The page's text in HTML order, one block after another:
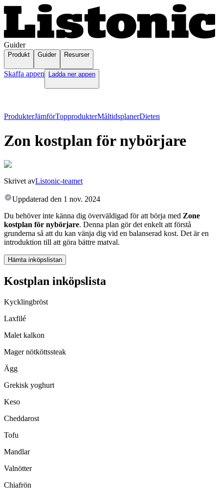
Guider
Produkt Guider Resurser
Skaffa appen Ladda ner appen
ProdukterJämförTopprodukterMåltidsplanerDieten
Zon kostplan för nybörjare
Skrivet avListonic-teamet
Uppdaterad den 1 nov. 2024
Du behöver inte känna dig överväldigad för att börja med Zone
kostplan för nybörjare. Denna plan gör det enkelt att förstå
grunderna så att du kan vänja dig vid en balanserad kost. Det är en
introduktion till att göra bättre matval.
Hämta inköpslistan
Kostplan inköpslista
Kycklingbröst
Laxfilé
Malet kalkon
Mager nötköttssteak
Ägg
Grekisk yoghurt
Keso
Cheddarost
Tofu
Mandlar
Valnötter
Chiafrön